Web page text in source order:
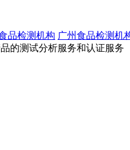
品检测机构 广州食品检测机
的测试分析服务和认证服务